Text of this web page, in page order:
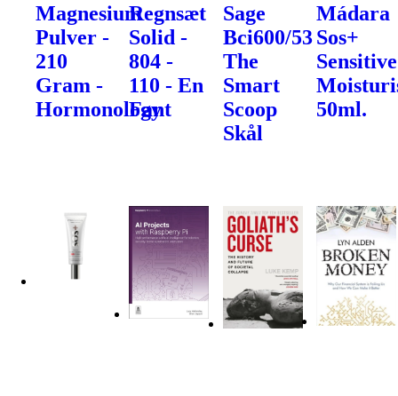
Magnesium
Pulver -
210
Gram -
Hormonology
Regnsæt
Solid -
804 -
110 - En
Fant
Sage
Bci600/53
The
Smart
Scoop
Skål
Mádara
Sos+
Sensitive
50ml.